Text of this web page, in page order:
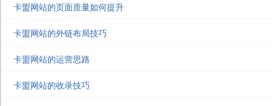
卡盟网站的页面质量如何提升
卡盟网站的外链布局技巧
卡盟网站的运营思路
卡盟网站的收录技巧